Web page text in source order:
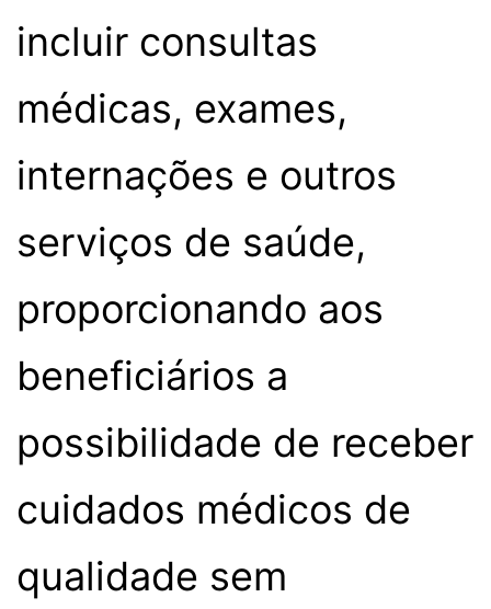
incluir consultas
médicas, exames,
internações e outros
serviços de saúde,
proporcionando aos
beneficiários a
possibilidade de receber
cuidados médicos de
qualidade sem